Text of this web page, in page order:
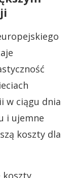
w ciągu dnia
i ujemne
koszty dla
koszty